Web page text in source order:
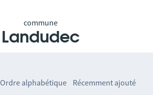
commune
Landudec
Ordre alphabétique Récemment ajouté